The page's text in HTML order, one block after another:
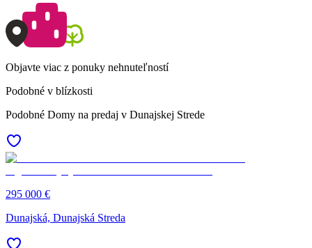
Objavte viac z ponuky nehnuteľností
Podobné v blízkosti
Podobné Domy na predaj v Dunajskej Strede
295 000 €
Dunajská, Dunajská Streda